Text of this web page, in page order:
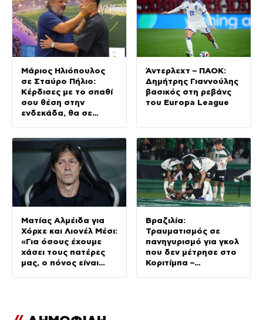
Μάριος Ηλιόπουλος
σε Σταύρο Πήλιο:
Κέρδισες με το σπαθί
σου θέση στην
ενδεκάδα, θα σε
αποδυτήρια
Άντερλεχτ – ΠΑΟΚ:
Δημήτρης Γιαννούλης
βασικός στη ρεβάνς
του Europa League
Ματίας Αλμέιδα για
Χόρχε και Λιονέλ Μέσι:
«Για όσους έχουμε
χάσει τους πατέρες
μας, ο πόνος είναι
Βραζιλία:
Τραυματισμός σε
πανηγυρισμό για γκολ
που δεν μέτρησε στο
Κοριτίμπα –